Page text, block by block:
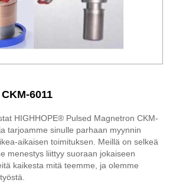
6011
HIGHHOPE® Pulsed Magnetron CKM-
tarjoamme sinulle parhaan myynnin
aikaisen toimituksen. Meillä on selkeä
menestys liittyy suoraan jokaiseen
kaikesta mitä teemme, ja olemme